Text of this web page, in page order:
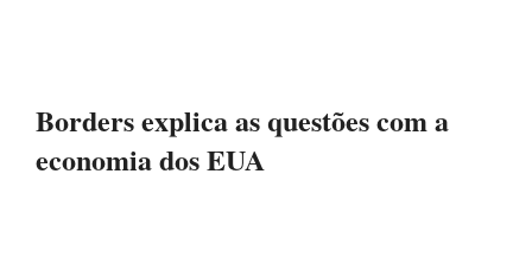
Borders explica as questões com a
economia dos EUA